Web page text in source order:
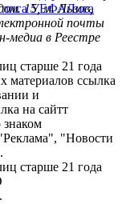
лига УЕФАЛига
15, м. Львов,
почты
медиа в Реестре
старше 21 года
материалов ссылка
и
на сайтт
знаком
"Новости
старше 21 года